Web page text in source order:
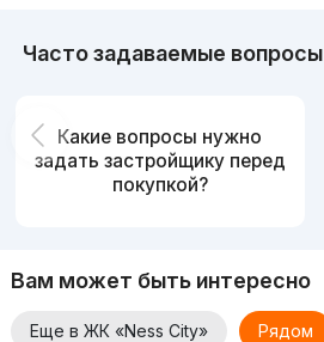
Часто задаваемые вопросы
Какие вопросы нужно
задать застройщику перед
покупкой?
Вам может быть интересно
Еще в ЖК «Ness City» Рядом